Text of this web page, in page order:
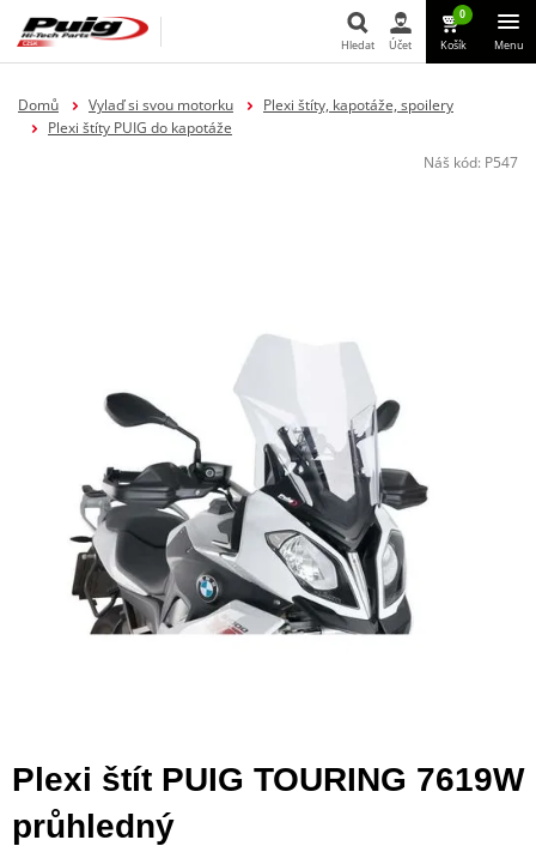
Hledat
Hledat Účet
0
Košík Menu
Domů Vylaď si svou motorku
Plexi štíty, kapotáže, spoilery
Plexi štíty PUIG do kapotáže
Náš kód: P547
Plexi štít PUIG TOURING 7619W
průhledný